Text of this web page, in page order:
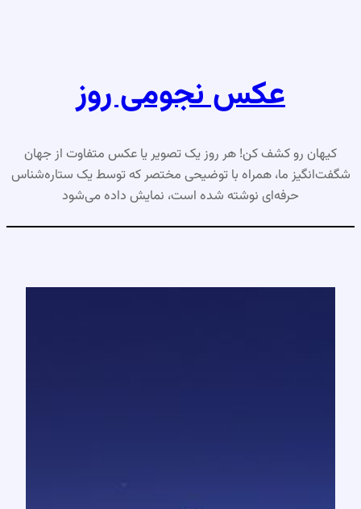
عکس نجومی روز
کیهان رو کشف کن! هر روز یک تصویر یا عکس متفاوت از جهان
شگفت‌انگیز ما، همراه با توضیحی مختصر که توسط یک ستاره‌شناس
حرفه‌ای نوشته شده است، نمایش داده می‌شود